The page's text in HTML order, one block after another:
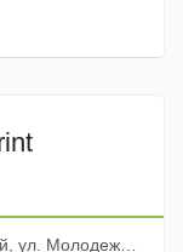
13б, оф. 1-4